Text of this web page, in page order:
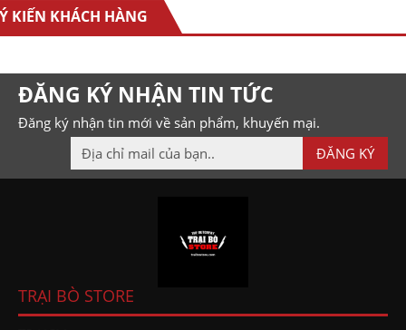
HOME
CHÍNH SÁCH BÁN HÀNG
CHÍNH SÁCH GIAO HÀNG
ĐĂNG KÝ THÀNH VIÊN